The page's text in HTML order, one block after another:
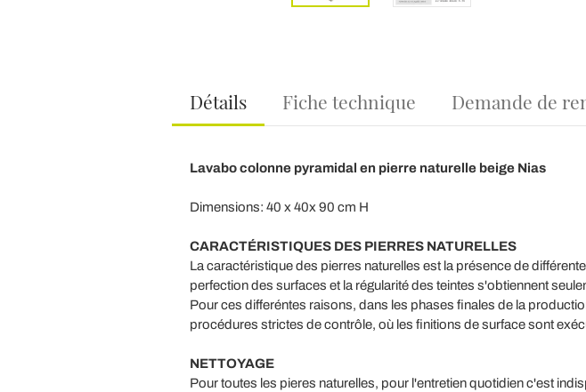
Détails Fiche technique Demande de
Lavabo colonne pyramidal en pierre naturelle beige Nias
Dimensions: 40 x 40x 90 cm H
CARACTÉRISTIQUES DES PIERRES NATURELLES
La caractéristique des pierres naturelles est la présence de
perfection des surfaces et la régularité des teintes s'obtiennent
Pour ces differéntes raisons, dans les phases finales de la
procédures strictes de contrôle, où les finitions de surface sont
NETTOYAGE
Pour toutes les pieres naturelles, pour l'entretien quotidien c'est